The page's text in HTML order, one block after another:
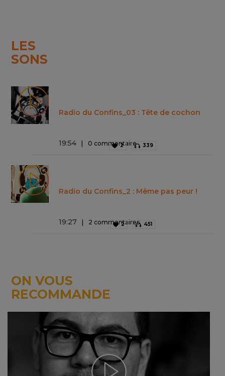
LES
SONS
Radio du Confins_03 : Tête de cochon
19:54 0 commentaire
2 339
Radio du Confins_2 : Même pas peur !
19:27 2 commentaires
2 451
ON VOUS
RECOMMANDE